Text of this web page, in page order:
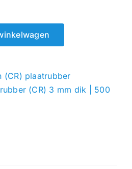
(CR) plaatrubber
(CR) 3 mm dik | 500